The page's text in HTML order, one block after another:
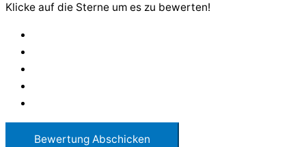
Klicke auf die Sterne um es zu bewerten!
Bewertung Abschicken